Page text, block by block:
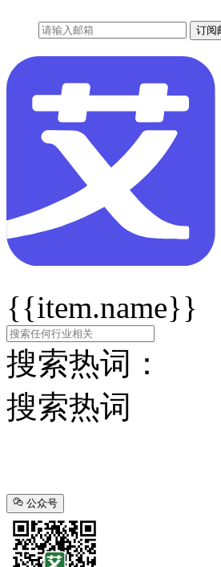
订阅
{{item.name}}
搜索热词：
搜索热词
公众号